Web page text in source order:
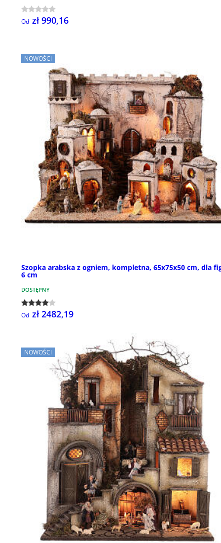
Od zł 990,16
NOWOŚCI
Szopka arabska z ogniem, kompletna, 65x75x50 cm, dla
6 cm
DOSTĘPNY
Od zł 2482,19
NOWOŚCI